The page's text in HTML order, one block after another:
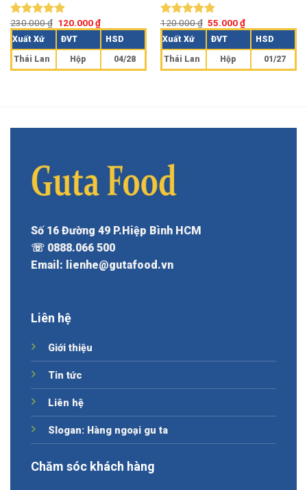
Được xếp
hạng5.00
230.000₫ 120.000₫
Xuất Xứ ĐVT HSD
Thái Lan Hộp 04/28
Được xếp
hạng5.00
120.000₫ 55.000₫
Xuất Xứ ĐVT HSD
Thái Lan Hộp 01/27
Số 16 Đường 49 P.Hiệp Bình HCM
☏ 0888.066 500
Email: lienhe@gutafood.vn
Liên hệ
Giới thiệu
Tin tức
Liên hệ
Slogan: Hàng ngoại gu ta
Chăm sóc khách hàng